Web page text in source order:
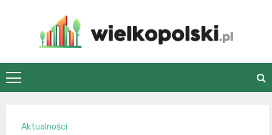
wielkopolski.pl
Aktualności